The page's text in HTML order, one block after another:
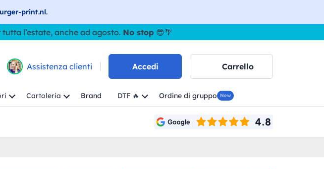
print.nl.
l’estate, anche ad agosto. No stop 😎🌴
Assistenza clienti Accedi Carrello
Cartoleria Brand DTF 🔥 Ordine di gruppo New